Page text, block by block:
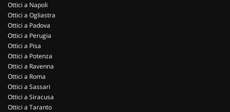
Ottici a Napoli
Ottici a Ogliastra
Ottici a Padova
Ottici a Perugia
Ottici a Pisa
Ottici a Potenza
Ottici a Ravenna
Ottici a Roma
Ottici a Sassari
Ottici a Siracusa
Ottici a Taranto